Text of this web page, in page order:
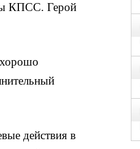
КПСС. Герой
действия в